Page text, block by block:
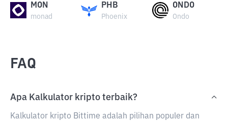
MON
monad
PHB
Phoenix
ONDO
Ondo
FAQ
Apa Kalkulator kripto terbaik?
Kalkulator kripto Bittime adalah pilihan populer dan